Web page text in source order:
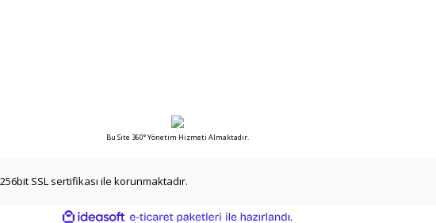
Bu Site 360° Yönetim Hizmeti Almaktadır.
SSL sertifikası ile korunmaktadır.
ideasoft e-